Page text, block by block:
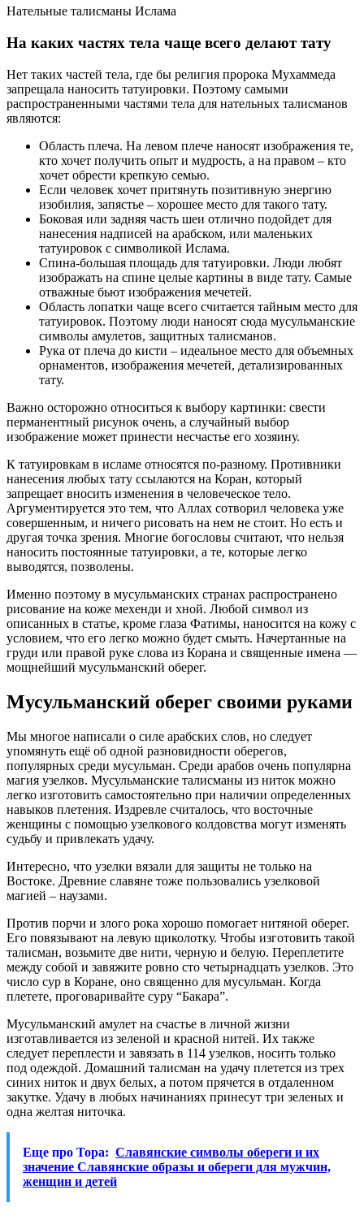
Нательные талисманы Ислама
На каких частях тела чаще всего делают тату
Нет таких частей тела, где бы религия пророка Мухаммеда
запрещала наносить татуировки. Поэтому самыми
распространенными частями тела для нательных талисманов
являются:
Область плеча. На левом плече наносят изображения те,
кто хочет получить опыт и мудрость, а на правом – кто
хочет обрести крепкую семью.
Если человек хочет притянуть позитивную энергию
изобилия, запястье – хорошее место для такого тату.
Боковая или задняя часть шеи отлично подойдет для
нанесения надписей на арабском, или маленьких
татуировок с символикой Ислама.
Спина-большая площадь для татуировки. Люди любят
изображать на спине целые картины в виде тату. Самые
отважные бьют изображения мечетей.
Область лопатки чаще всего считается тайным место для
татуировок. Поэтому люди наносят сюда мусульманские
символы амулетов, защитных талисманов.
Рука от плеча до кисти – идеальное место для объемных
орнаментов, изображения мечетей, детализированных
тату.
Важно осторожно относиться к выбору картинки: свести
перманентный рисунок очень, а случайный выбор
изображение может принести несчастье его хозяину.
К татуировкам в исламе относятся по-разному. Противники
нанесения любых тату ссылаются на Коран, который
запрещает вносить изменения в человеческое тело.
Аргументируется это тем, что Аллах сотворил человека уже
совершенным, и ничего рисовать на нем не стоит. Но есть и
другая точка зрения. Многие богословы считают, что нельзя
наносить постоянные татуировки, а те, которые легко
выводятся, позволены.
Именно поэтому в мусульманских странах распространено
рисование на коже мехенди и хной. Любой символ из
описанных в статье, кроме глаза Фатимы, наносится на кожу с
условием, что его легко можно будет смыть. Начертанные на
груди или правой руке слова из Корана и священные имена ―
мощнейший мусульманский оберег.
Мусульманский оберег своими руками
Мы многое написали о силе арабских слов, но следует
упомянуть ещё об одной разновидности оберегов,
популярных среди мусульман. Среди арабов очень популярна
магия узелков. Мусульманские талисманы из ниток можно
легко изготовить самостоятельно при наличии определенных
навыков плетения. Издревле считалось, что восточные
женщины с помощью узелкового колдовства могут изменять
судьбу и привлекать удачу.
Интересно, что узелки вязали для защиты не только на
Востоке. Древние славяне тоже пользовались узелковой
магией – наузами.
Против порчи и злого рока хорошо помогает нитяной оберег.
Его повязывают на левую щиколотку. Чтобы изготовить такой
талисман, возьмите две нити, черную и белую. Переплетите
между собой и завяжите ровно сто четырнадцать узелков. Это
число сур в Коране, оно священно для мусульман. Когда
плетете, проговаривайте суру “Бакара”.
Мусульманский амулет на счастье в личной жизни
изготавливается из зеленой и красной нитей. Их также
следует переплести и завязать в 114 узелков, носить только
под одеждой. Домашний талисман на удачу плетется из трех
синих ниток и двух белых, а потом прячется в отдаленном
закутке. Удачу в любых начинаниях принесут три зеленых и
одна желтая ниточка.
Еще про Тора: Славянские символы обереги и их
значение Славянские образы и обереги для мужчин,
женщин и детей